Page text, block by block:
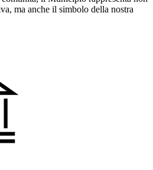
ma anche il simbolo della nostra